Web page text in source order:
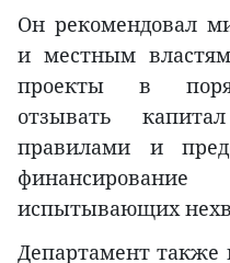
Он рекомендовал
и местным
проекты в
отзывать
правилами и
испытывающих
Департамент также